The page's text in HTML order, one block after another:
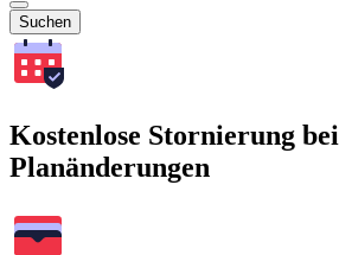
Suchen
Kostenlose Stornierung bei
Planänderungen